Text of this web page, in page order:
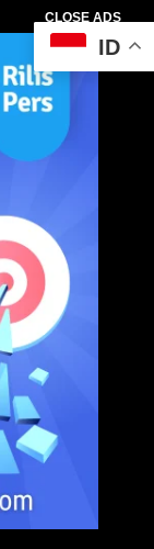
CLOSE ADS
ID